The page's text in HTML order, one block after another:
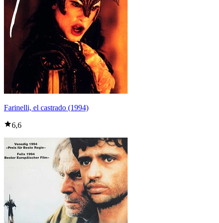
Farinelli, el castrado (1994)
6,6